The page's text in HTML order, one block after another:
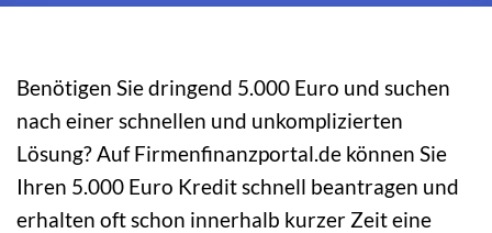
Benötigen Sie dringend 5.000 Euro und suchen
nach einer schnellen und unkomplizierten
Lösung? Auf Firmenfinanzportal.de können Sie
Ihren 5.000 Euro Kredit schnell beantragen und
erhalten oft schon innerhalb kurzer Zeit eine